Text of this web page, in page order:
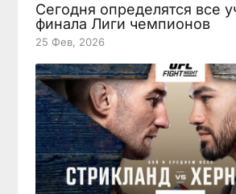
Сегодня определятся все
финала Лиги чемпионов
25 Фев, 2026